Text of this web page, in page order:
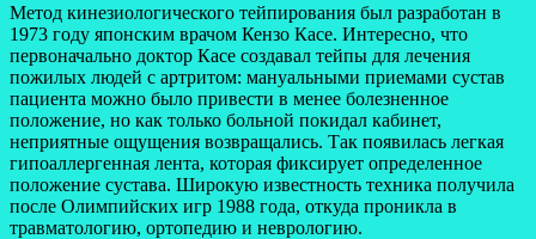
Метод кинезиологического тейпирования был разработан в
1973 году японским врачом Кензо Касе. Интересно, что
первоначально доктор Касе создавал тейпы для лечения
пожилых людей с артритом: мануальными приемами сустав
пациента можно было привести в менее болезненное
положение, но как только больной покидал кабинет,
неприятные ощущения возвращались. Так появилась легкая
гипоаллергенная лента, которая фиксирует определенное
положение сустава. Широкую известность техника получила
после Олимпийских игр 1988 года, откуда проникла в
травматологию, ортопедию и неврологию.